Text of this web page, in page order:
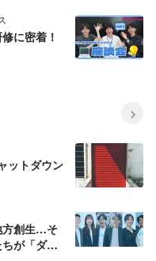
に密着！
ットダウン
方創生…そ
が「ダイ